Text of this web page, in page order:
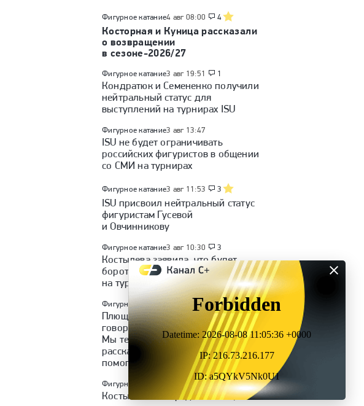
Фигурное катание4 авг 08:00 4
Косторная и Куница рассказали
о возвращении
в сезоне-2026/27
Фигурное катание3 авг 19:51 1
Кондратюк и Семененко получили
нейтральный статус для
выступлений на турнирах ISU
Фигурное катание3 авг 13:47
ISU не будет ограничивать
российских фигуристов в общении
со СМИ на турнирах
Фигурное катание3 авг 11:53 3
ISU присвоил нейтральный статус
фигуристам Гусевой
и Овчинникову
Фигурное катание3 авг 10:30 3
Костылева заявила, что будет
бороться за всех россиян
на турнирах ISU
Фигурное катание2 авг 20:40 5
Плющенко: «За границей принято
говорить о благотворительности.
Мы теперь тоже будем
рассказывать, кому и чем
помогаем»
Фигурное катание 2 авг 20:36
Костылева: «Я предполагала, что